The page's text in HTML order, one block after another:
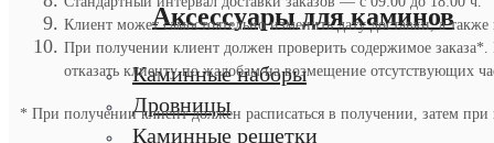
Аксессуары для каминов
Каминные наборы
Дровницы
Каминные решетки
Клиент может самостоятельно изменить дату доставки, а
При получении клиент должен проверить содержимое заказа*.
отказать клиенту по жалобам на возмещение отсутствующих
* При получении клиент должен расписаться в получении, затем при